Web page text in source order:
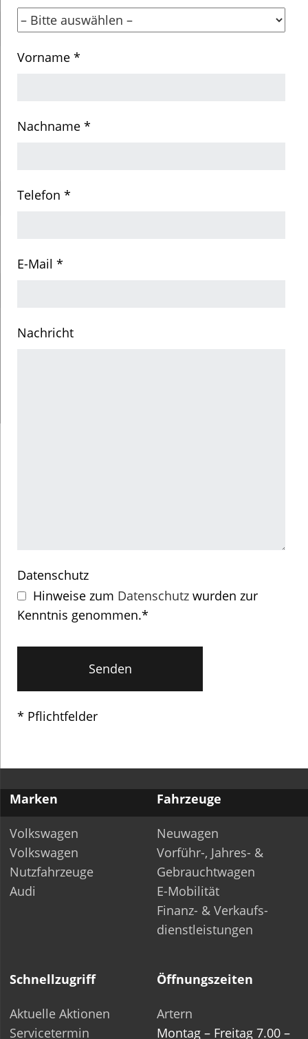
Vorname *
Nachname *
Telefon *
E-Mail *
Nachricht
Datenschutz
Hinweise zum Datenschutz wurden zur
Kenntnis genommen.*
* Pflichtfelder
Marken
Volkswagen
Volkswagen
Nutzfahrzeuge
Audi
Fahrzeuge
Neuwagen
Vorführ-, Jahres- &
Gebrauchtwagen
E-Mobilität
Finanz- & Verkaufs­-
dienstleistungen
Schnellzugriff
Aktuelle Aktionen
Servicetermin
Öffnungszeiten
Artern
Montag – Freitag 7.00 –